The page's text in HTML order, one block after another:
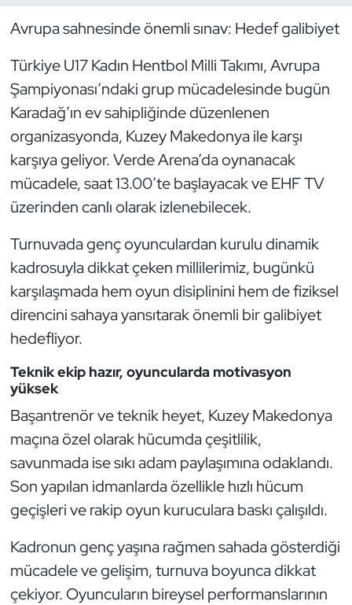
Avrupa sahnesinde önemli sınav: Hedef galibiyet
Türkiye U17 Kadın Hentbol Milli Takımı, Avrupa
Şampiyonası’ndaki grup mücadelesinde bugün
Karadağ’ın ev sahipliğinde düzenlenen
organizasyonda, Kuzey Makedonya ile karşı
karşıya geliyor. Verde Arena’da oynanacak
mücadele, saat 13.00’te başlayacak ve EHF TV
üzerinden canlı olarak izlenebilecek.
Turnuvada genç oyunculardan kurulu dinamik
kadrosuyla dikkat çeken millilerimiz, bugünkü
karşılaşmada hem oyun disiplinini hem de fiziksel
direncini sahaya yansıtarak önemli bir galibiyet
hedefliyor.
Teknik ekip hazır, oyuncularda motivasyon
yüksek
Başantrenör ve teknik heyet, Kuzey Makedonya
maçına özel olarak hücumda çeşitlilik,
savunmada ise sıkı adam paylaşımına odaklandı.
Son yapılan idmanlarda özellikle hızlı hücum
geçişleri ve rakip oyun kuruculara baskı çalışıldı.
Kadronun genç yaşına rağmen sahada gösterdiği
mücadele ve gelişim, turnuva boyunca dikkat
çekiyor. Oyuncuların bireysel performanslarının
Dövüş Sanatı
E-Spor
Eskrim
Futbol
Futsal
Golf
Güreş
Halter
Hava Sporları
Hentbol
İşitme Engelli Sporcular
Judo ve Kuraş
Kano ve Rafting
Karate